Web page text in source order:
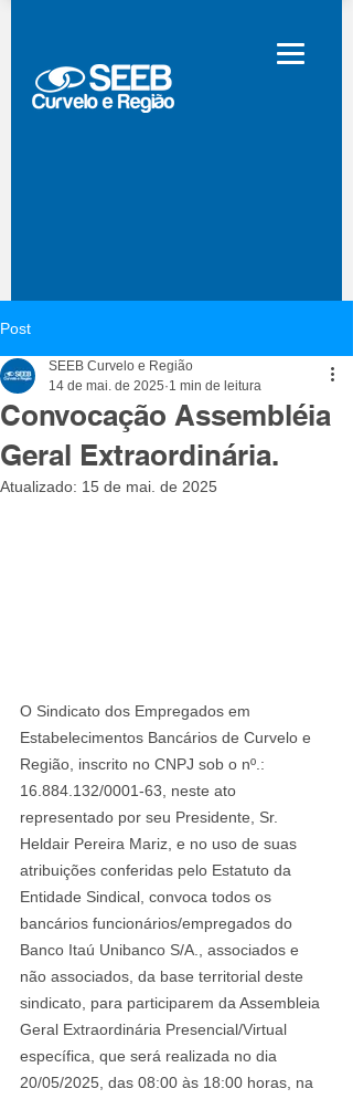
Post
Convocação Assembléia
Geral Extraordinária.
SEEB Curvelo e Região
14 de mai. de 2025 1 min de leitura
Atualizado: 15 de mai. de 2025
O Sindicato dos Empregados em
Estabelecimentos Bancários de Curvelo e
Região, inscrito no CNPJ sob o nº.:
16.884.132/0001-63, neste ato
representado por seu Presidente, Sr.
Heldair Pereira Mariz, e no uso de suas
atribuições conferidas pelo Estatuto da
Entidade Sindical, convoca todos os
bancários funcionários/empregados do
Banco Itaú Unibanco S/A., associados e
não associados, da base territorial deste
sindicato, para participarem da Assembleia
Geral Extraordinária Presencial/Virtual
específica, que será realizada no dia
20/05/2025, das 08:00 às 18:00 horas, na